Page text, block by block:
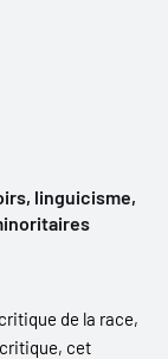
linguicisme,
de la race,
cet